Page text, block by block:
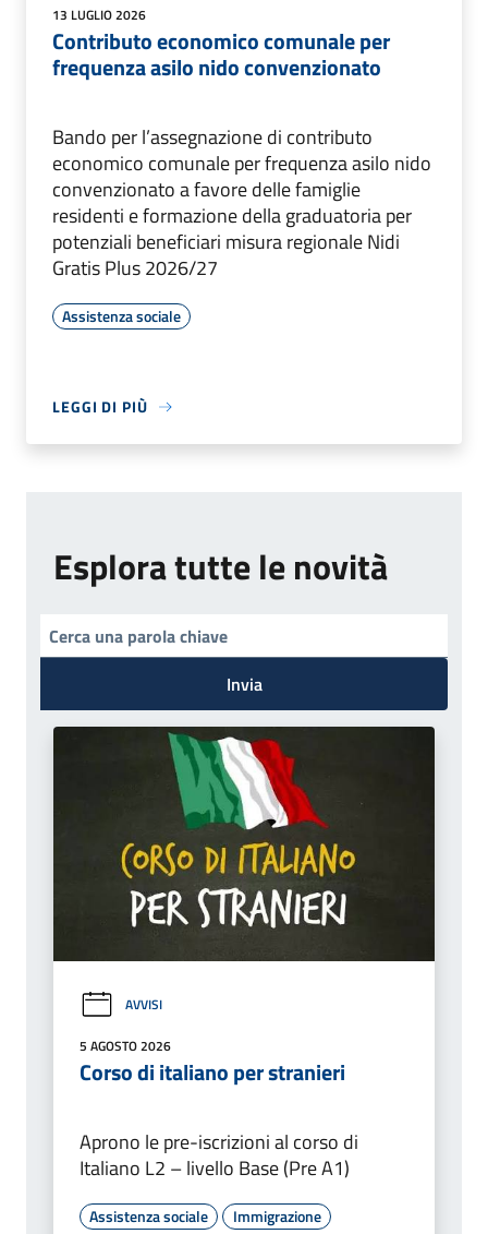
13 LUGLIO 2026
Contributo economico comunale per
frequenza asilo nido convenzionato
Bando per l’assegnazione di contributo
economico comunale per frequenza asilo nido
convenzionato a favore delle famiglie
residenti e formazione della graduatoria per
potenziali beneficiari misura regionale Nidi
Gratis Plus 2026/27
Assistenza sociale
LEGGI DI PIÙ
Esplora tutte le novità
Invia
AVVISI
5 AGOSTO 2026
Corso di italiano per stranieri
Aprono le pre-iscrizioni al corso di
Italiano L2 – livello Base (Pre A1)
Assistenza sociale Immigrazione